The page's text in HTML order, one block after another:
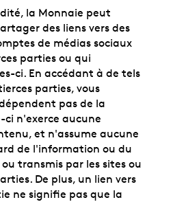
la Monnaie peut
des liens vers des
de médias sociaux
parties ou qui
ci. En accédant à de tels
parties, vous
pas de la
ci n'exerce aucune
et n'assume aucune
de l'information ou du
transmis par les sites ou
De plus, un lien vers
ne signifie pas que la